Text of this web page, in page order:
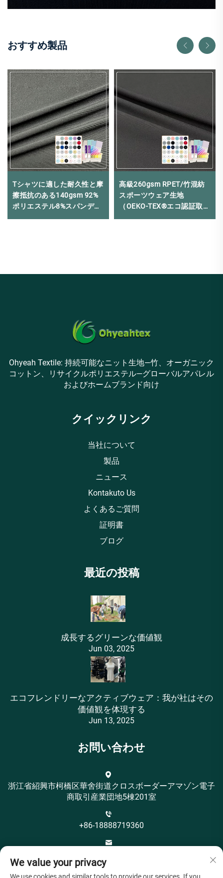
おすすめ製品
Tシャツに適した耐久性と摩
擦抵抗のある140gsm 92%
ポリエステル8%スパンデッ
クスニット生地
高級260gsm RPET/竹混紡
スポーツウェア生地
（OEKO-TEX®エコ認証取
得）
Ohyeah Textile: 持続可能なニット生地—竹、オーガニック
コットン、リサイクルポリエステル—グローバルアパレル
およびホームブランド向け
クイックリンク
当社について
製品
ニュース
Kontakuto Us
よくあるご質問
証明書
ブログ
最近の投稿
成長するグリーンな価値観
Jun 03, 2025
エコフレンドリーなアクティブウェア：我が社はその
価値観を体現する
Jun 13, 2025
お問い合わせ
浙江省紹興市柯橋区華舍街道クロスボーダーアマゾン電子
商取引産業団地5棟201室
+86-18888719360
We value your privacy